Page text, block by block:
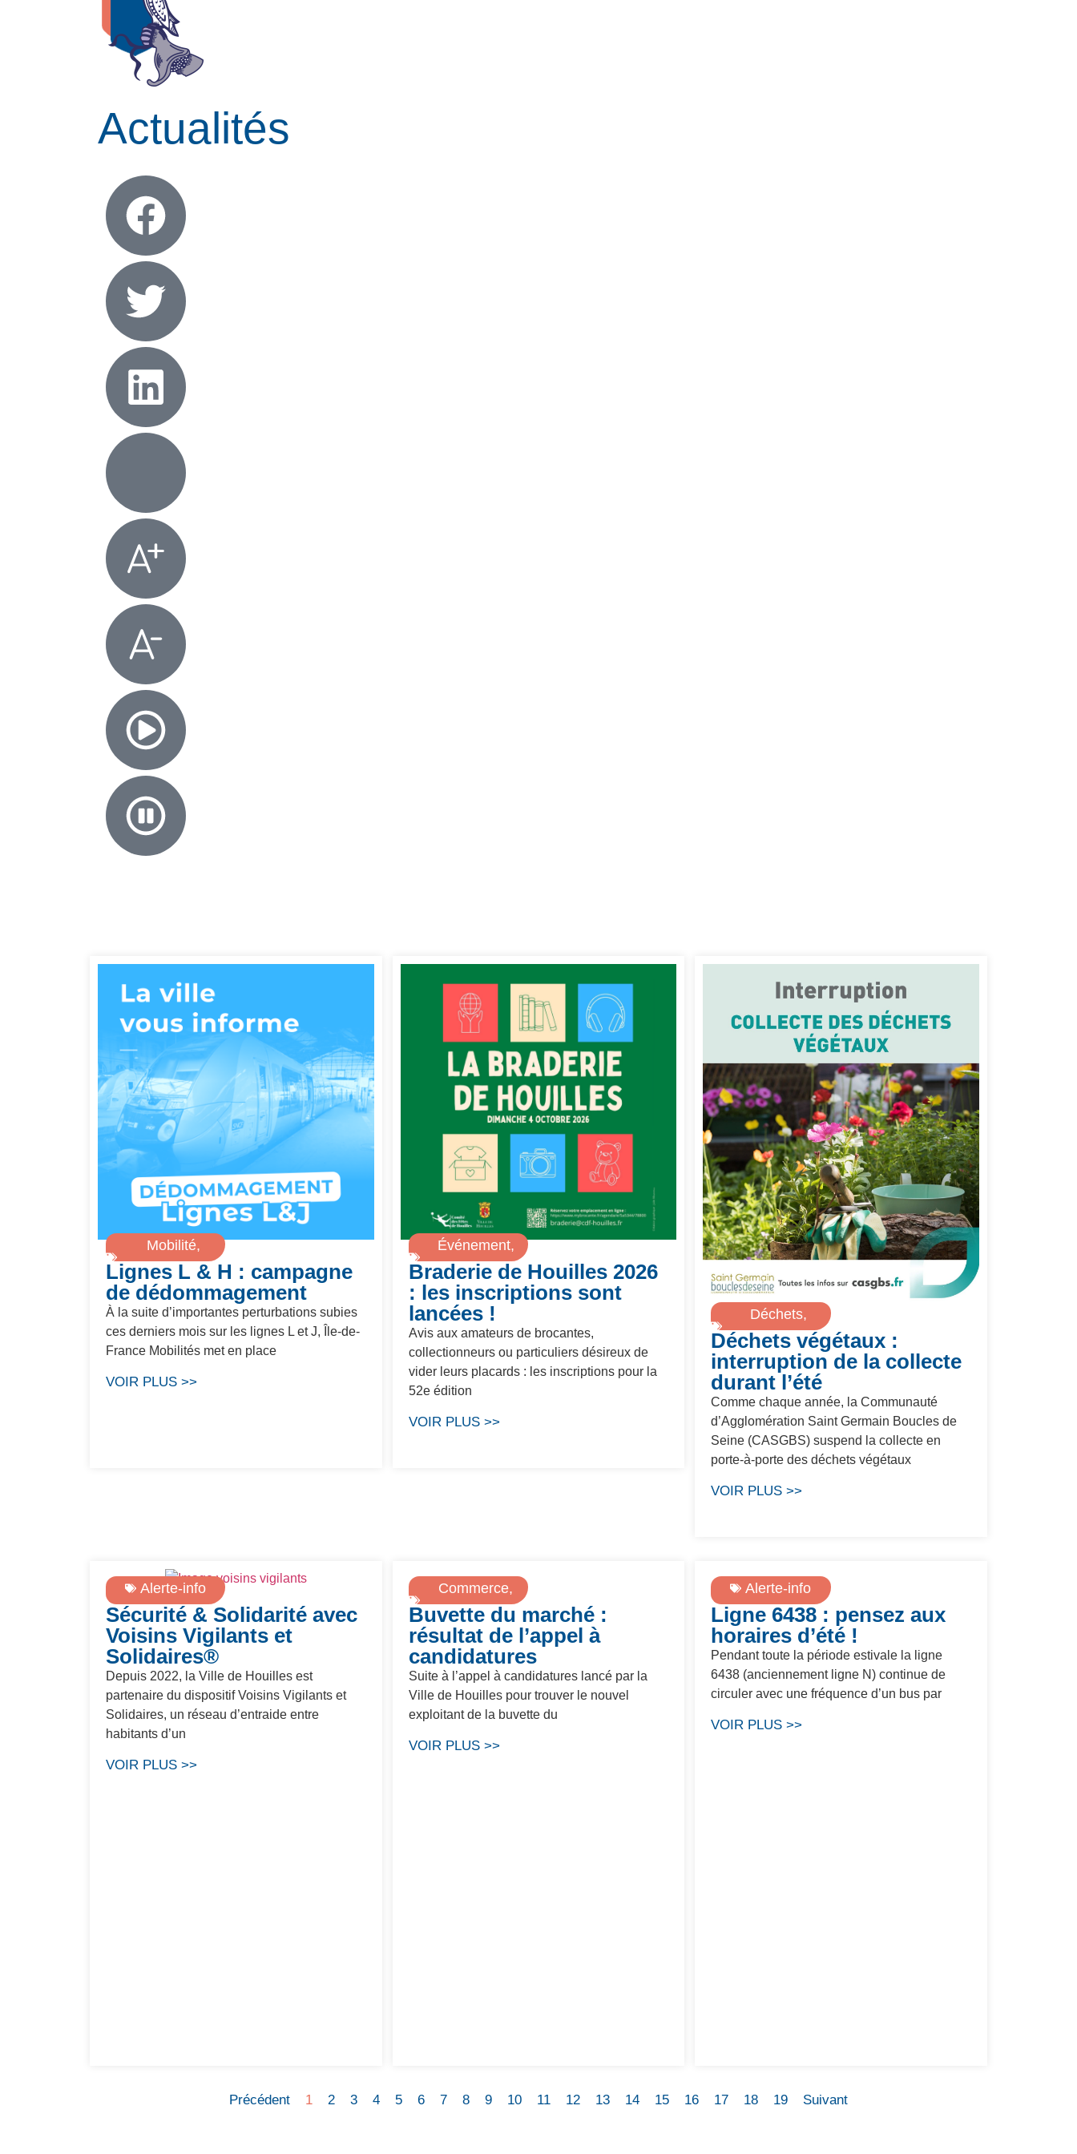
Actualités
Mobilité,
Transports
Lignes L & H : campagne
de dédommagement
À la suite d’importantes perturbations subies
ces derniers mois sur les lignes L et J, Île-de-
France Mobilités met en place
VOIR PLUS >>
Événement,
Temps fort
Braderie de Houilles 2026
: les inscriptions sont
lancées !
Avis aux amateurs de brocantes,
collectionneurs ou particuliers désireux de
vider leurs placards : les inscriptions pour la
52e édition
VOIR PLUS >>
Déchets,
Environnement
Déchets végétaux :
interruption de la collecte
durant l’été
Comme chaque année, la Communauté
d’Agglomération Saint Germain Boucles de
Seine (CASGBS) suspend la collecte en
porte-à-porte des déchets végétaux
VOIR PLUS >>
Alerte-info
Sécurité & Solidarité avec
Voisins Vigilants et
Solidaires®
Depuis 2022, la Ville de Houilles est
partenaire du dispositif Voisins Vigilants et
Solidaires, un réseau d’entraide entre
habitants d’un
VOIR PLUS >>
Commerce,
Marché
Buvette du marché :
résultat de l’appel à
candidatures
Suite à l’appel à candidatures lancé par la
Ville de Houilles pour trouver le nouvel
exploitant de la buvette du
VOIR PLUS >>
Alerte-info
Ligne 6438 : pensez aux
horaires d’été !
Pendant toute la période estivale la ligne
6438 (anciennement ligne N) continue de
circuler avec une fréquence d’un bus par
VOIR PLUS >>
Précédent 1 2 3 4 5 6 7 8 9 10 11 12 13 14 15 16 17 18 19 Suivant